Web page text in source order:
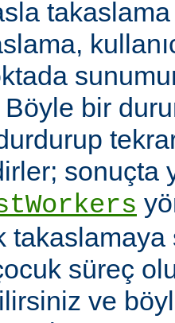
takaslama
bir
sonuçta
süreç
ve